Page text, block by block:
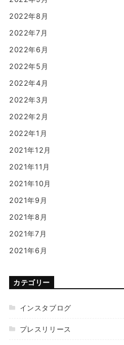
2022年8月
2022年7月
2022年6月
2022年5月
2022年4月
2022年3月
2022年2月
2022年1月
2021年12月
2021年11月
2021年10月
2021年9月
2021年8月
2021年7月
2021年6月
カテゴリー
インスタブログ
プレスリリース